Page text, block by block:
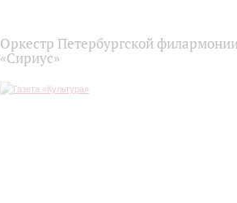
Оркестр Петербургской
«Сириус»